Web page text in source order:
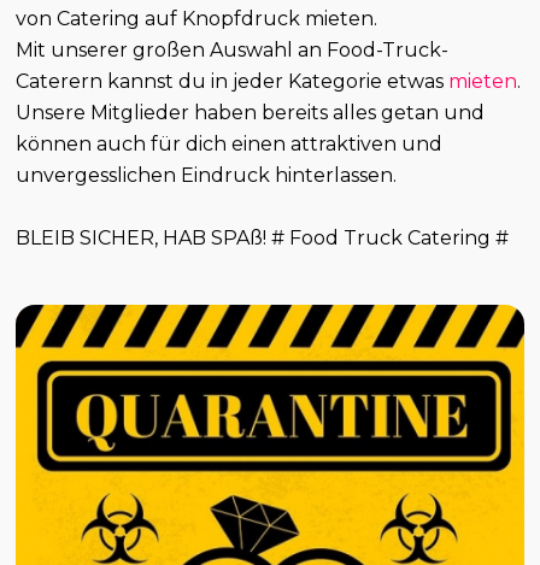
von Catering auf Knopfdruck mieten.
Mit unserer großen Auswahl an Food-Truck-
Caterern kannst du in jeder Kategorie etwas mieten.
Unsere Mitglieder haben bereits alles getan und
können auch für dich einen attraktiven und
unvergesslichen Eindruck hinterlassen.
BLEIB SICHER, HAB SPAß! # Food Truck Catering #